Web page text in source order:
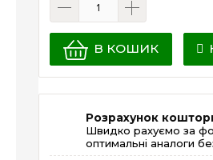
В КОШИК
Розрахунок
Швидко рахуємо за
оптимальні аналоги